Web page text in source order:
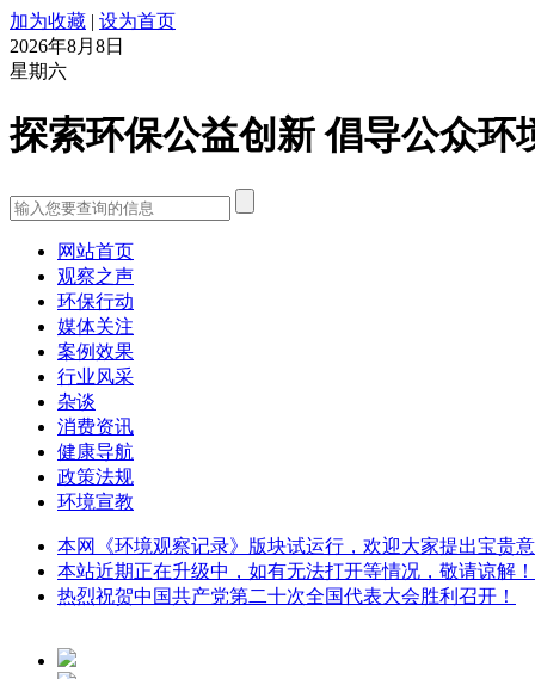
加为收藏 | 设为首页
2026年8月8日
星期六
探索环保公益创新 倡导公众环
网站首页
观察之声
环保行动
媒体关注
案例效果
行业风采
杂谈
消费资讯
健康导航
政策法规
环境宣教
本网《环境观察记录》版块试运行，欢迎大家提出宝贵
本站近期正在升级中，如有无法打开等情况，敬请谅解！
热烈祝贺中国共产党第二十次全国代表大会胜利召开！